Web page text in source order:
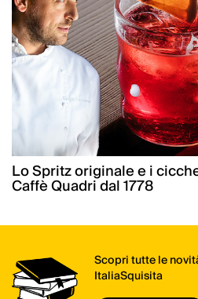
Lo Spritz originale e i
Caffè Quadri dal 1778
Scopri tutte le
ItaliaSquisita